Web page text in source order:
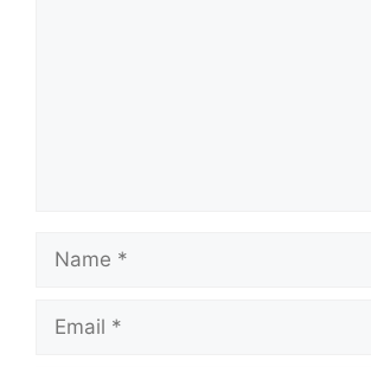
Name
Email